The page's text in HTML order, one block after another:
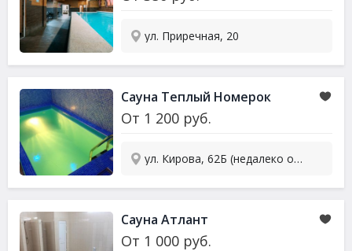
ул. Приречная, 20
Сауна Теплый Номерок
От 1 200 руб.
ул. Кирова, 62Б (недалеко от остановки Платан)
Сауна Атлант
От 1 000 руб.